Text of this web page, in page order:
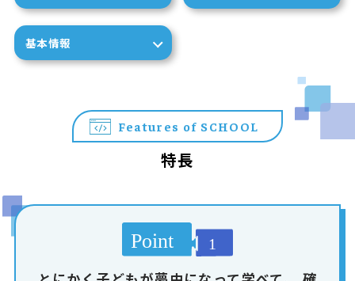
基本情報
Features of SCHOOL
特長